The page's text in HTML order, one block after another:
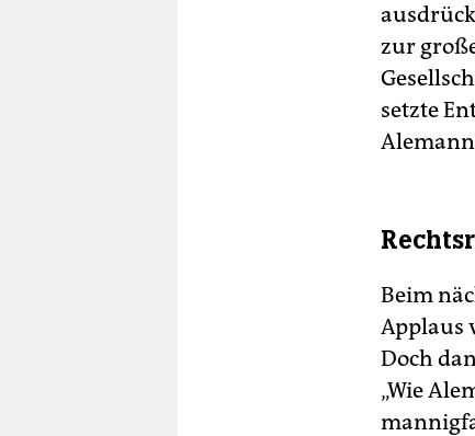
zur
setzte
Beim
Applaus
Doch
„Wie